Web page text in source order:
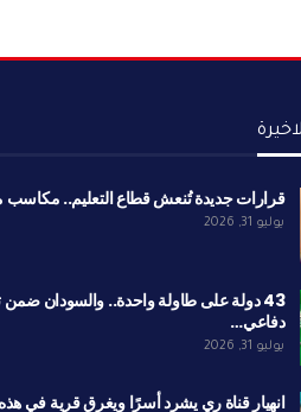
قرارات جديدة تُنعش قطاع التعليم..
يوليو 31, 2026
43 دولة على طاولة واحدة.. والسودان
دفاعي…
يوليو 31, 2026
انهيار قناة ري يشرد أسرًا ويغرق قرية في